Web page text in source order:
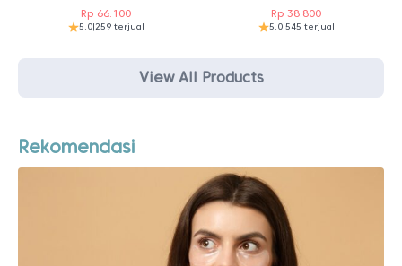
Rp 66.100
5.0|259 terjual
Rp 38.800
5.0|545 terjual
View All Products
Rekomendasi